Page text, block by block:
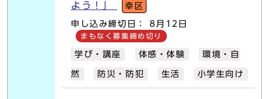
よう！」
幸区
申し込み締切日： 8月12日
まもなく募集締め切り
学び・講座 体感・体験 環境・自
然 防災・防犯 生活 小学生向け